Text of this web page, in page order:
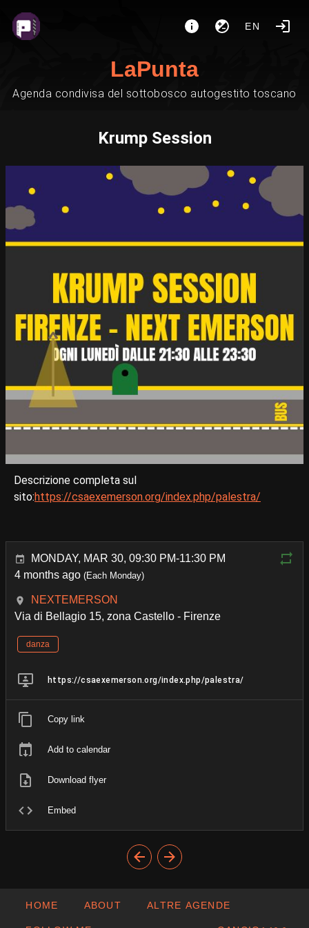
EN
LaPunta
Agenda condivisa del sottobosco autogestito toscano
Krump Session
Descrizione completa sul
sito:https://csaexemerson.org/index.php/palestra/
MONDAY, MAR 30, 09:30 PM-11:30 PM
4 months ago (Each Monday)
NEXTEMERSON
Via di Bellagio 15, zona Castello - Firenze
danza
https://csaexemerson.org/index.php/palestra/
Copy link
Add to calendar
Download flyer
Embed
HOME ABOUT ALTRE AGENDE